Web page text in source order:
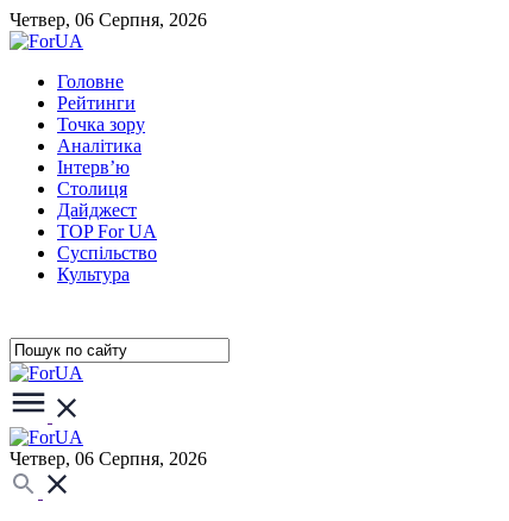
Четвер, 06 Серпня, 2026
Головне
Рейтинги
Точка зору
Аналітика
Інтерв’ю
Столиця
Дайджест
TOP For UA
Суспiльство
Культура
Четвер, 06 Серпня, 2026